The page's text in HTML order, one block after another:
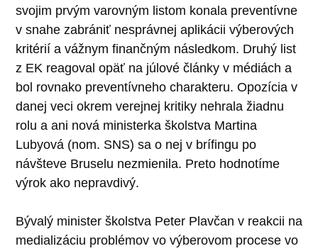
svojim prvým varovným listom konala preventívne
v snahe zabrániť nesprávnej aplikácii výberových
kritérií a vážnym finančným následkom. Druhý list
z EK reagoval opäť na júlové články v médiách a
bol rovnako preventívneho charakteru. Opozícia v
danej veci okrem verejnej kritiky nehrala žiadnu
rolu a ani nová ministerka školstva Martina
Lubyová (nom. SNS) sa o nej v brífingu po
návšteve Bruselu nezmienila. Preto hodnotíme
výrok ako nepravdivý.
Bývalý minister školstva Peter Plavčan v reakcii na
medializáciu problémov vo výberovom procese vo